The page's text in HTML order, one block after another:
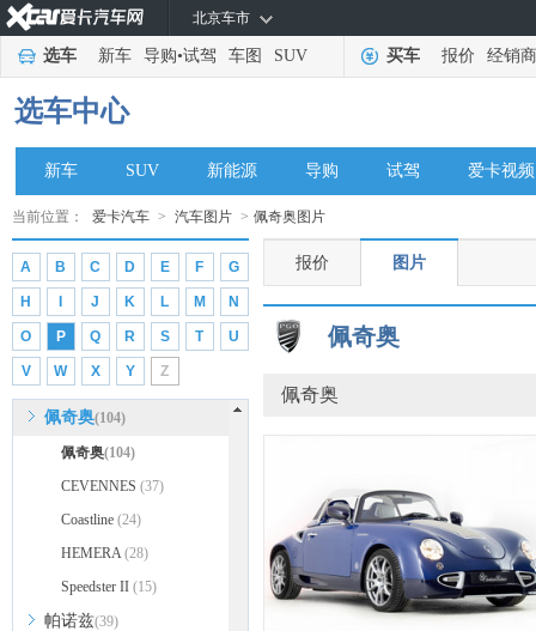
北京车市
选车 新车 导购•试驾 车图 SUV 买车 报价 经销商
选车中心
新车 SUV 新能源 导购 试驾 爱卡视频
当前位置： 爱卡汽车 > 汽车图片 > 佩奇奥图片
A B C D E F G
H J K L M N
O P Q R S T U
V W X Y Z
Noble(172)
nanoFlowcell (48)
O
讴歌
欧拉
欧宝(4107)
P
Polestar极星(2134)
帕加尼(683)
朋克汽车 (643)
佩奇奥(104)
佩奇奥(104)
CEVENNES (37)
Coastline (24)
HEMERA(28)
Speedster II (15)
帕诺兹(39)
报价 图片
佩奇奥
佩奇奥